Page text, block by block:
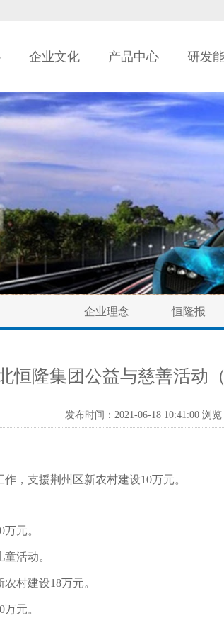
企业文化 产品中心 研发
企业理念 恒隆报
恒隆集团公益与慈善活动（
发布时间：2021-06-18 10:41:00 浏览
，支援荆州区新农村建设10万元。
万元。
活动。
村建设18万元。
万元。